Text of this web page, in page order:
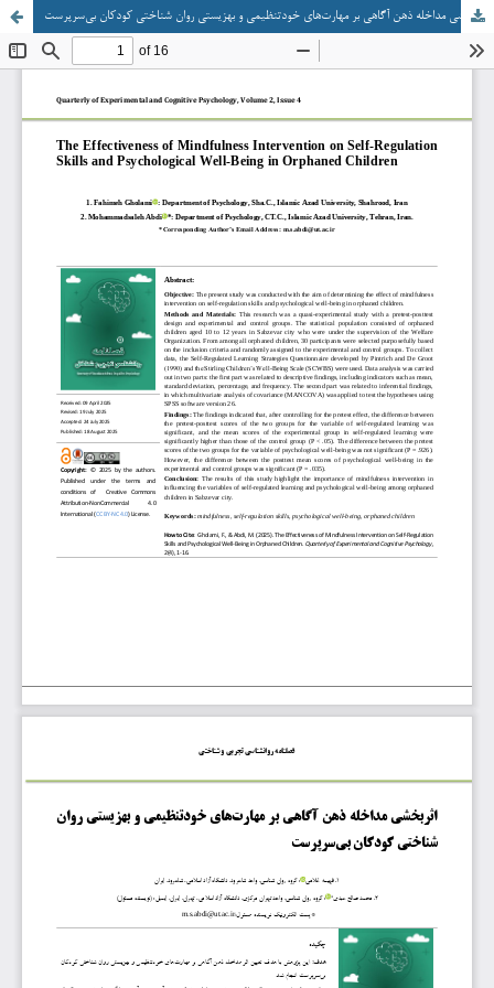
اثربخشی مداخله ذهن آگاهی بر مهارت‌های خودتنظیمی و بهزیستی روان شناختی کودکان بی‌سرپرست